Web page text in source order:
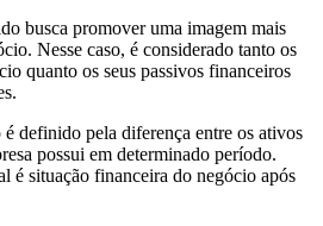
busca promover uma imagem mais
Nesse caso, é considerado tanto os
quanto os seus passivos financeiros
definido pela diferença entre os ativos
possui em determinado período.
é situação financeira do negócio após